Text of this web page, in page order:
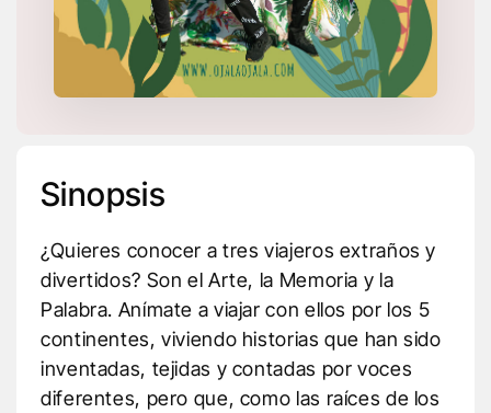
Sinopsis
¿Quieres conocer a tres viajeros extraños y
divertidos? Son el Arte, la Memoria y la
Palabra. Anímate a viajar con ellos por los 5
continentes, viviendo historias que han sido
inventadas, tejidas y contadas por voces
diferentes, pero que, como las raíces de los